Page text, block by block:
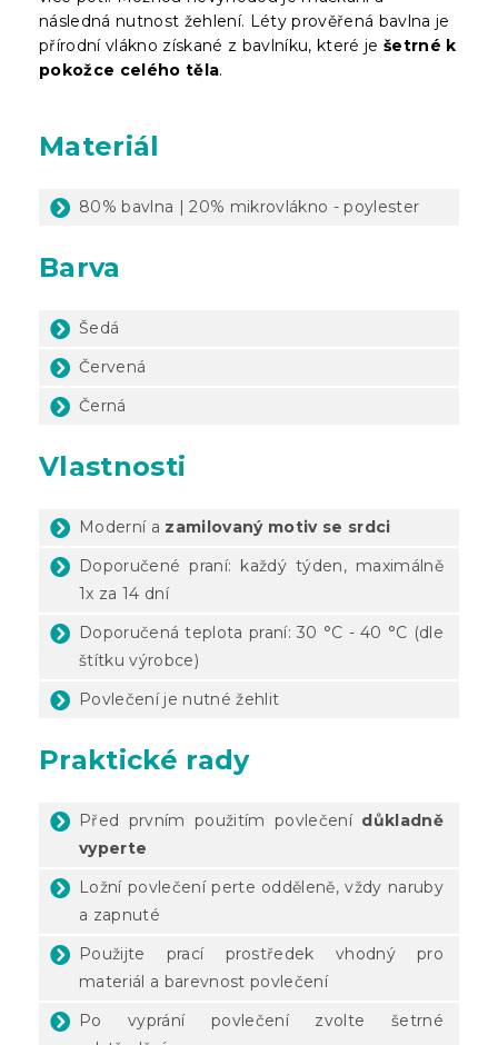
následná nutnost žehlení. Léty prověřená bavlna je
přírodní vlákno získané z bavlníku, které je šetrné k
pokožce celého těla.
Materiál
80% bavlna | 20% mikrovlákno - poylester
Barva
Šedá
Červená
Černá
Vlastnosti
Moderní a zamilovaný motiv se srdci
Doporučené praní: každý týden, maximálně
1x za 14 dní
Doporučená teplota praní: 30 °C - 40 °C (dle
štítku výrobce)
Povlečení je nutné žehlit
Praktické rady
Před prvním použitím povlečení důkladně
vyperte
Ložní povlečení perte odděleně, vždy naruby
a zapnuté
Použijte prací prostředek vhodný pro
materiál a barevnost povlečení
Po vyprání povlečení zvolte šetrné